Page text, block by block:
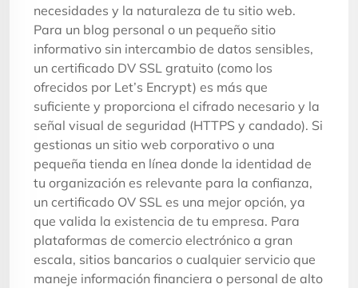
necesidades y la naturaleza de tu sitio web.
Para un blog personal o un pequeño sitio
informativo sin intercambio de datos sensibles,
un certificado DV SSL gratuito (como los
ofrecidos por Let’s Encrypt) es más que
suficiente y proporciona el cifrado necesario y la
señal visual de seguridad (HTTPS y candado). Si
gestionas un sitio web corporativo o una
pequeña tienda en línea donde la identidad de
tu organización es relevante para la confianza,
un certificado OV SSL es una mejor opción, ya
que valida la existencia de tu empresa. Para
plataformas de comercio electrónico a gran
escala, sitios bancarios o cualquier servicio que
maneje información financiera o personal de alto